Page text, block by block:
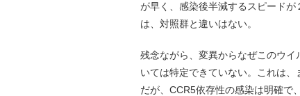
が早く、感染後半減するスピード
は、対照群と違いはない。
残念ながら、変異からなぜこのウ
いては特定できていない。これは
だが、CCR5依存性の感染は明確で